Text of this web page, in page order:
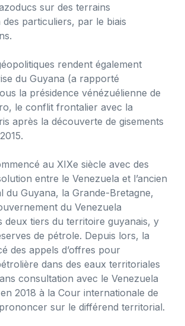
sur des terrains
particuliers, par le biais
rendent également
du Guyana (a rapporté
la présidence vénézuélienne de
le conflit frontalier avec la
après la découverte de gisements
au XIXe siècle avec des
entre le Venezuela et l’ancien
du Guyana, la Grande-Bretagne,
du Venezuela
deux tiers du territoire guyanais, y
de pétrole. Depuis lors, la
des appels d’offres pour
dans des eaux territoriales
consultation avec le Venezuela
2018 à la Cour internationale de
sur le différend territorial.